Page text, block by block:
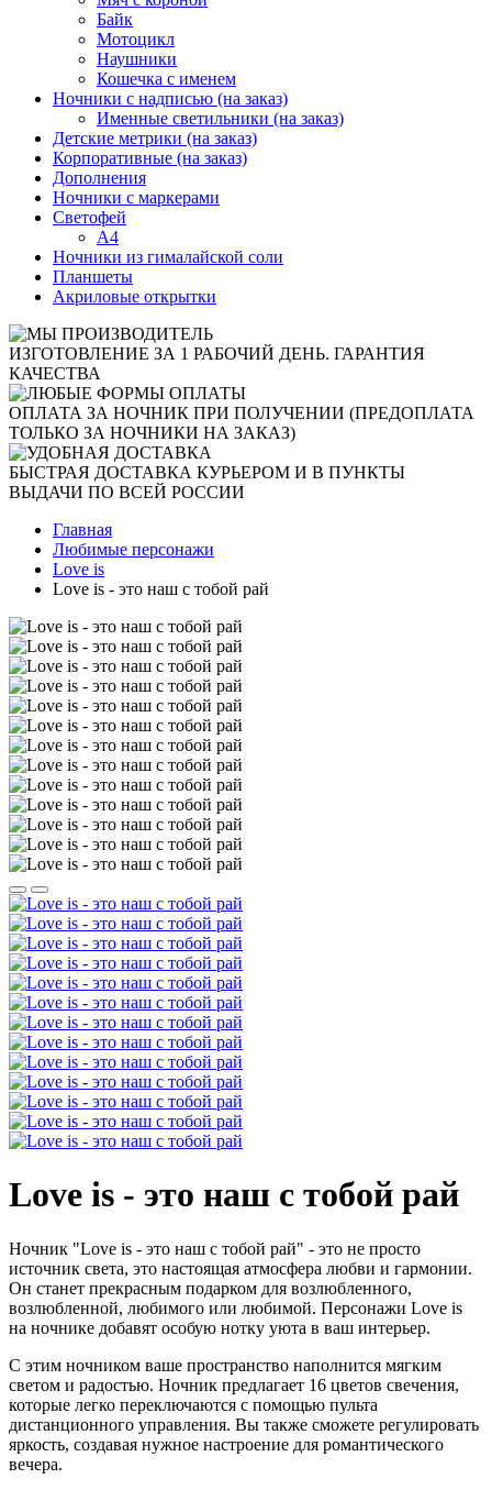
Байк
Мотоцикл
Наушники
Кошечка с именем
Ночники с надписью (на заказ)
Именные светильники (на заказ)
Детские метрики (на заказ)
Корпоративные (на заказ)
Дополнения
Ночники с маркерами
Светофей
А4
Ночники из гималайской соли
Планшеты
Акриловые открытки
ИЗГОТОВЛЕНИЕ ЗА 1 РАБОЧИЙ ДЕНЬ. ГАРАНТИЯ
КАЧЕСТВА
ОПЛАТА ЗА НОЧНИК ПРИ ПОЛУЧЕНИИ (ПРЕДОПЛАТА
ТОЛЬКО ЗА НОЧНИКИ НА ЗАКАЗ)
БЫСТРАЯ ДОСТАВКА КУРЬЕРОМ И В ПУНКТЫ
ВЫДАЧИ ПО ВСЕЙ РОССИИ
Главная
Любимые персонажи
Love is
Love is - это наш с тобой рай
Love is - это наш с тобой рай
Ночник "Love is - это наш с тобой рай" - это не просто
источник света, это настоящая атмосфера любви и гармонии.
Он станет прекрасным подарком для возлюбленного,
возлюбленной, любимого или любимой. Персонажи Love is
на ночнике добавят особую нотку уюта в ваш интерьер.
С этим ночником ваше пространство наполнится мягким
светом и радостью. Ночник предлагает 16 цветов свечения,
которые легко переключаются с помощью пульта
дистанционного управления. Вы также сможете регулировать
яркость, создавая нужное настроение для романтического
вечера.